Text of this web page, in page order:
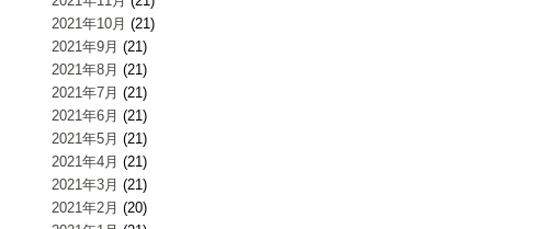
2021年10月 (21)
2021年9月 (21)
2021年8月 (21)
2021年7月 (21)
2021年6月 (21)
2021年5月 (21)
2021年4月 (21)
2021年3月 (21)
2021年2月 (20)